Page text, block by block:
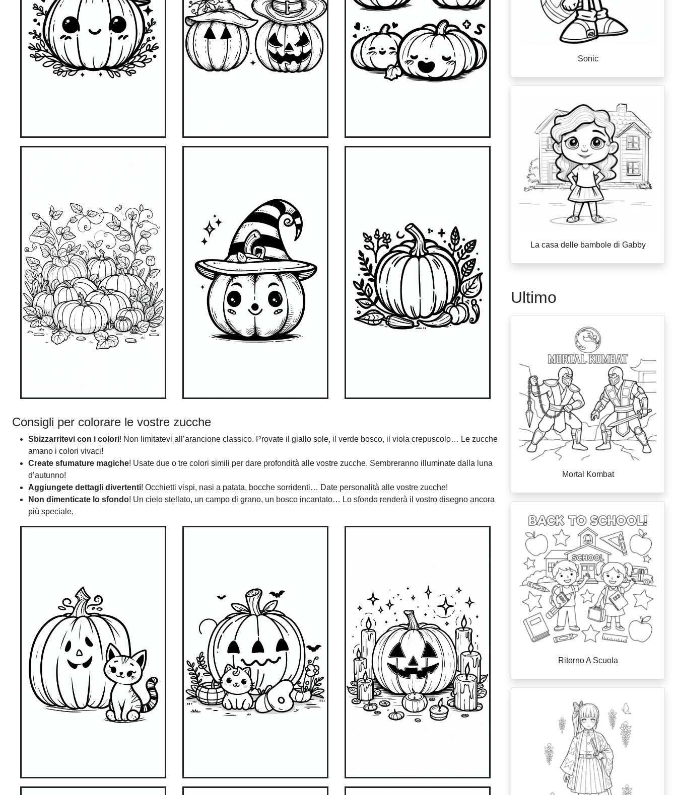
Consigli per colorare le vostre zucche
Sbizzarritevi con i colori! Non limitatevi all’arancione classico. Provate il giallo sole, il verde bosco, il viola crepuscolo… Le zucche
amano i colori vivaci!
Create sfumature magiche! Usate due o tre colori simili per dare profondità alle vostre zucche. Sembreranno illuminate dalla luna
d’autunno!
Aggiungete dettagli divertenti! Occhietti vispi, nasi a patata, bocche sorridenti… Date personalità alle vostre zucche!
Non dimenticate lo sfondo! Un cielo stellato, un campo di grano, un bosco incantato… Lo sfondo renderà il vostro disegno ancora
più speciale.
Sonic
La casa delle bambole di Gabby
Ultimo
Mortal Kombat
Ritorno A Scuola